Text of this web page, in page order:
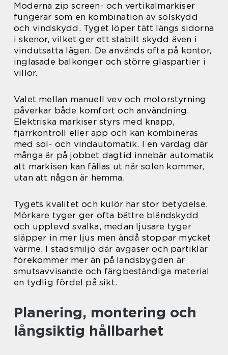
Moderna zip screen- och vertikalmarkiser
fungerar som en kombination av solskydd
och vindskydd. Tyget löper tätt längs sidorna
i skenor, vilket ger ett stabilt skydd även i
vindutsatta lägen. De används ofta på kontor,
inglasade balkonger och större glaspartier i
villor.
Valet mellan manuell vev och motorstyrning
påverkar både komfort och användning.
Elektriska markiser styrs med knapp,
fjärrkontroll eller app och kan kombineras
med sol- och vindautomatik. I en vardag där
många är på jobbet dagtid innebär automatik
att markisen kan fällas ut när solen kommer,
utan att någon är hemma.
Tygets kvalitet och kulör har stor betydelse.
Mörkare tyger ger ofta bättre bländskydd
och upplevd svalka, medan ljusare tyger
släpper in mer ljus men ändå stoppar mycket
värme. I stadsmiljö där avgaser och partiklar
förekommer mer än på landsbygden är
smutsavvisande och färgbeständiga material
en tydlig fördel på sikt.
Planering, montering och
långsiktig hållbarhet